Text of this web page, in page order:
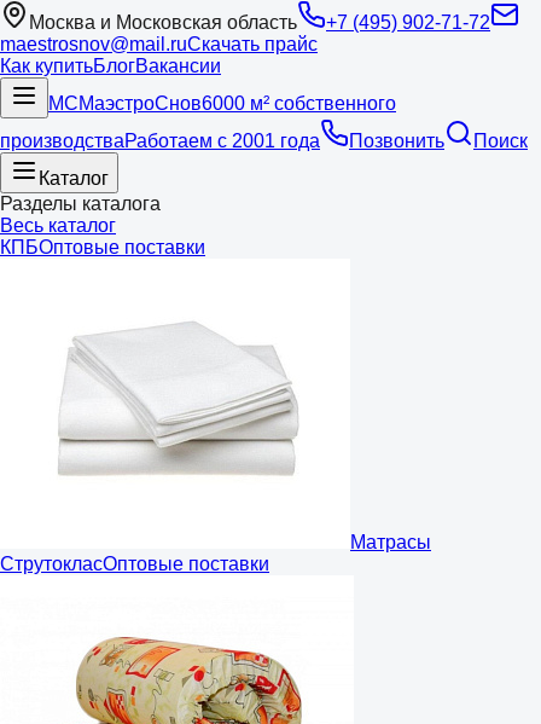
Москва и Московская область
+7 (495) 902-71-72
maestrosnov@mail.ruСкачать прайс
Как купитьБлогВакансии
МСМаэстроСнов6000 м² собственного
производстваРаботаем с 2001 года Позвонить
Поиск
Каталог
Разделы каталога
Весь каталог
КПБОптовые поставки
Матрасы
СтрутокласОптовые поставки